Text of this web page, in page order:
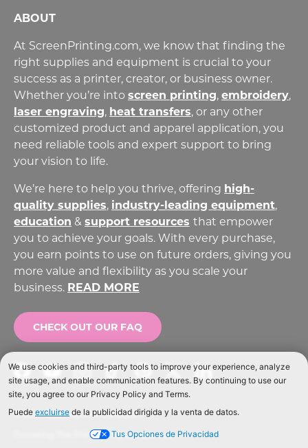
ABOUT
At ScreenPrinting.com, we know that finding the
right supplies and equipment is crucial to your
success as a printer, creator, or business owner.
Whether you’re intoscreen printing, embroidery,
laser engraving, heat transfers, or any other
customized product and apparel application, you
need reliable tools and expert support to bring
your vision to life.
We’re here to help you thrive, offering high-
quality supplies, industry-leading equipment,
education & support resources that empower
you to achieve your goals. With every purchase,
you earn points to use on future orders, giving you
more value and flexibility as you scale your
business. READ MORE
CHECK OUT OUR FAQ
FacebookYouTubeInstagram
TikTokPinterestTwitterLinkedIn
© 2004-2026 Ryonet Corporation
Powering The Print. All rights reserved.